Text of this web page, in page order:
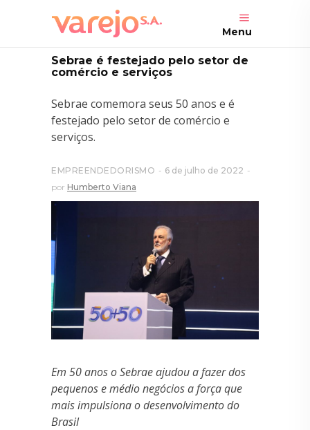
Menu
Sebrae é festejado pelo setor de
comércio e serviços
Sebrae comemora seus 50 anos e é
festejado pelo setor de comércio e
serviços.
EMPREENDEDORISMO
6 de julho de 2022
por Humberto Viana
Em 50 anos o Sebrae ajudou a fazer dos
pequenos e médio negócios a força que
mais impulsiona o desenvolvimento do
Brasil